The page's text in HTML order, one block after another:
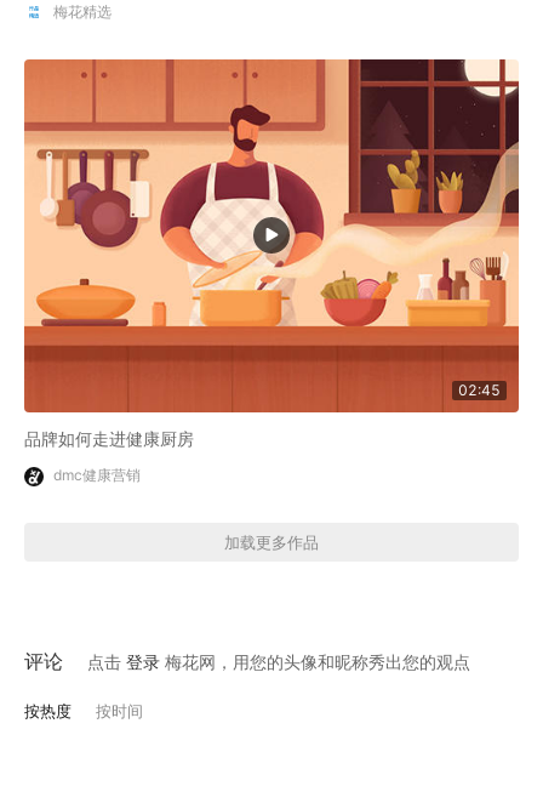
梅花精选
02:45
品牌如何走进健康厨房
dmc健康营销
加载更多作品
评论 点击 登录 梅花网，用您的头像和昵称秀出您的观点
按热度 按时间